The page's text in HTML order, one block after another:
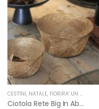
CESTINI, NATALE, FIORIRA' UN GIARDINO
Ciotola Rete Big In Abaca Oro